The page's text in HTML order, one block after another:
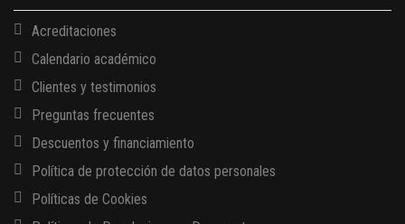
Acreditaciones
Calendario académico
Clientes y testimonios
Preguntas frecuentes
Descuentos y financiamiento
Política de protección de datos personales
Políticas de Cookies
13 AGOSTO, 2026